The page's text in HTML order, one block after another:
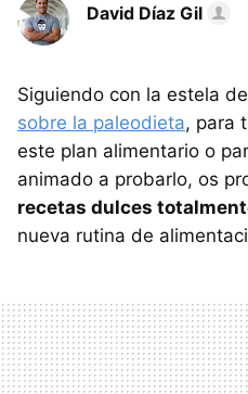
David Díaz Gil
Siguiendo con la estela
sobre la paleodieta, para
este plan alimentario o
animado a probarlo, os
recetas dulces
nueva rutina de